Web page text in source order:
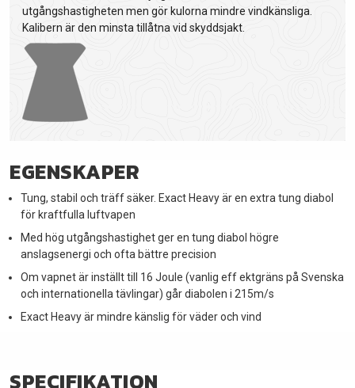
utgångshastigheten men gör kulorna mindre vindkänsliga.
Kalibern är den minsta tillåtna vid skyddsjakt.
EGENSKAPER
Tung, stabil och träff säker. Exact Heavy är en extra tung diabol
för kraftfulla luftvapen
Med hög utgångshastighet ger en tung diabol högre
anslagsenergi och ofta bättre precision
Om vapnet är inställt till 16 Joule (vanlig eff ektgräns på Svenska
och internationella tävlingar) går diabolen i 215m/s
Exact Heavy är mindre känslig för väder och vind
SPECIFIKATION